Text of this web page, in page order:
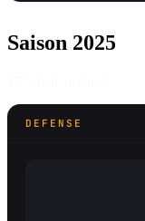
Saison 2025
DEFENSE